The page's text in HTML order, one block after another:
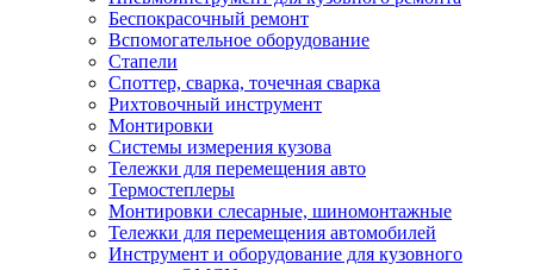
Беспокрасочный ремонт
Вспомогательное оборудование
Стапели
Споттер, сварка, точечная сварка
Рихтовочный инструмент
Монтировки
Системы измерения кузова
Тележки для перемещения авто
Термостеплеры
Монтировки слесарные, шиномонтажные
Тележки для перемещения автомобилей
Инструмент и оборудование для кузовного